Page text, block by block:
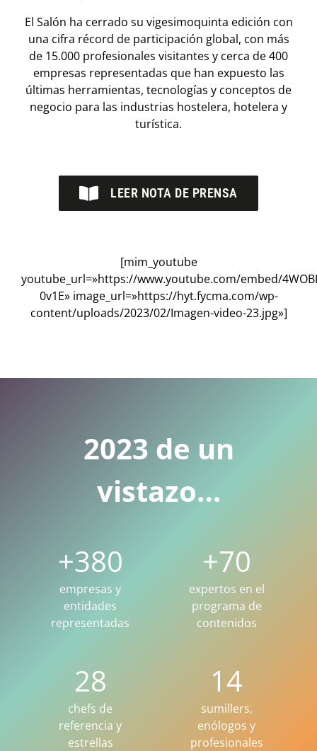
El Salón ha cerrado su vigesimoquinta edición con
una cifra récord de participación global, con más
de 15.000 profesionales visitantes y cerca de 400
empresas representadas que han expuesto las
últimas herramientas, tecnologías y conceptos de
negocio para las industrias hostelera, hotelera y
turística.
LEER NOTA DE PRENSA
[mim_youtube
youtube_url=»https://www.youtube.com/embed/
0v1E» image_url=»https://hyt.fycma.com/wp-
content/uploads/2023/02/Imagen-video-23.jpg»]
2023 de un
vistazo…
+380
empresas y
entidades
representadas
+70
expertos en el
programa de
contenidos
28
chefs de
referencia y
estrellas
14
sumillers,
enólogos y
profesionales